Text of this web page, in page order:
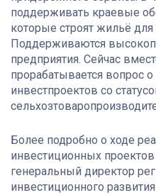
поддерживать краевые
которые строят жильё
Поддерживаются
предприятия. Сейчас
прорабатывается вопрос
инвестпроектов со
Более подробно о ходе
инвестиционных
генеральный директор
инвестиционного развития